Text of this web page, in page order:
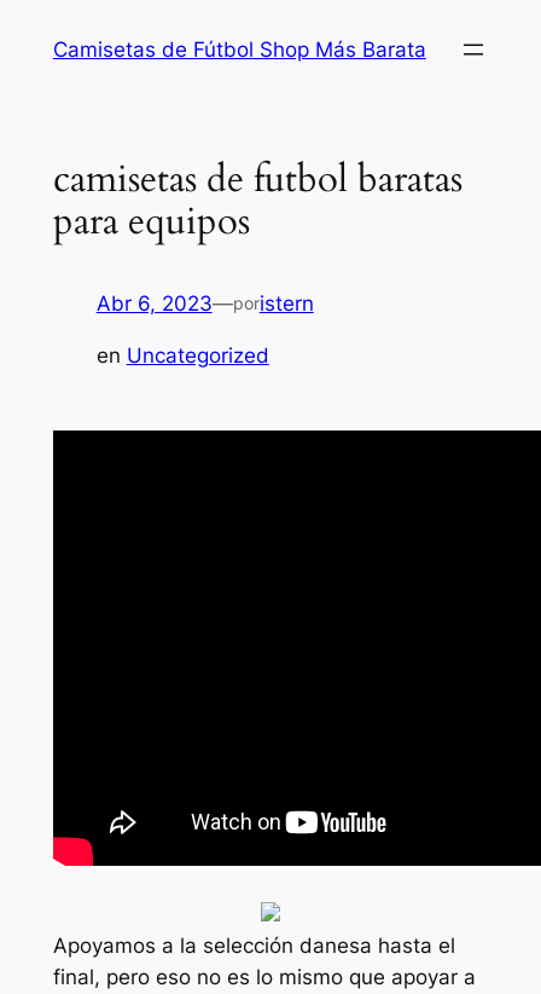
Camisetas de Fútbol Shop Más Barata
camisetas de futbol baratas
para equipos
Abr 6, 2023—poristern
en Uncategorized
Apoyamos a la selección danesa hasta el
final, pero eso no es lo mismo que apoyar a